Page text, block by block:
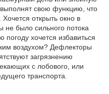
свою функцию, что
открыть окно в
не было сильного потока
хочется избавиться
воздухом? Дефлекторы
загрязнению
с лобового, или
транспорта.